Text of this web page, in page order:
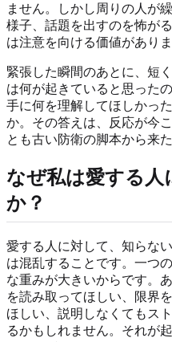
ません。しかし周りの人が
様子、話題を出すのを怖が
は注意を向ける価値がありま
緊張した瞬間のあとに、短
は何が起きていると思った
手に何を理解してほしかっ
か。その答えは、反応が今
とも古い防衛の脚本から来
なぜ私は愛する人
か？
愛する人に対して、知らな
は混乱することです。一つ
な重みが大きいからです。
を読み取ってほしい、限界
ほしい、説明しなくてもス
るかもしれません。それが